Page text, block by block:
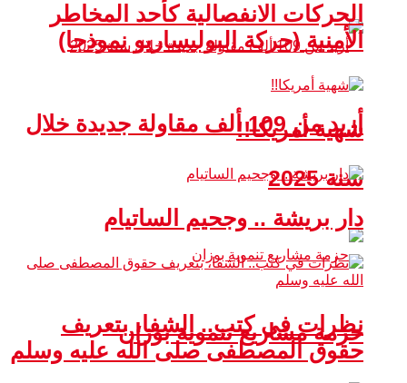
أزيد من 109 ألف مقاولة جديدة خلال
سنة 2025
حزمة مشاريع تنموية بوزان
الحركات الانفصالية كأحد المخاطر
الأمنية (حركة البوليساريو نموذجا)
شهية أمريكا!!
دار بريشة .. وجحيم الساتيام
نظرات في كتب.. الشفا، بتعريف
حقوق المصطفى صلى الله عليه وسلم